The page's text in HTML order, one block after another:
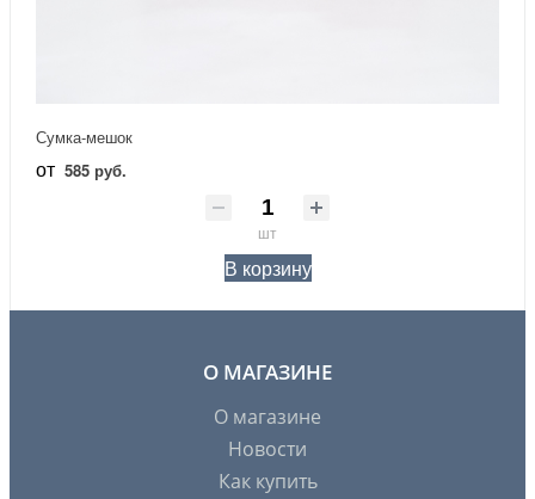
Сумка-мешок
от 585 руб.
шт
В корзину
О МАГАЗИНЕ
О магазине
Новости
Как купить